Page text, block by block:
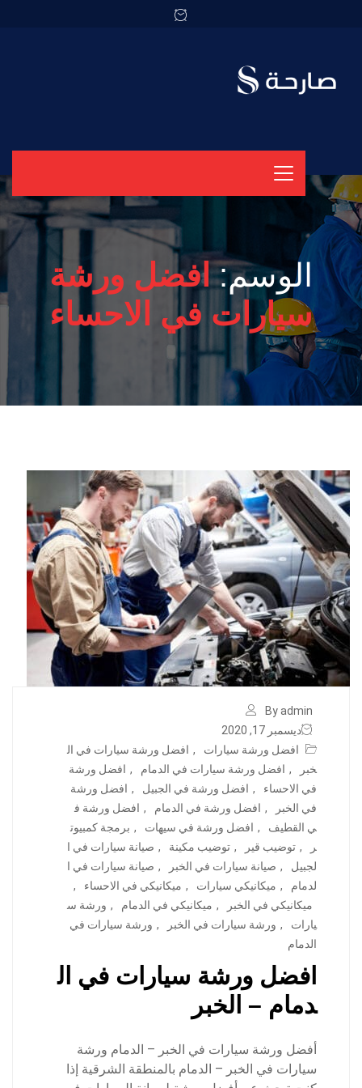
الوسم:افضل ورشة
سيارات في الاحساء
By admin
ديسمبر 17, 2020
افضل ورشة سيارات
, افضل ورشة سيارات في ال
خبر
, افضل ورشة سيارات في الدمام , افضل ورشة
في الاحساء
, افضل ورشة في الجبيل , افضل ورشة
في الخبر
, افضل ورشة في الدمام , افضل ورشة ف
ي القطيف
, افضل ورشة في سيهات , برمجة كمبيوت
ر
, توضيب قير , توضيب مكينة , صيانة سيارات في ا
لجبيل
, صيانة سيارات في الخبر , صيانة سيارات في ا
لدمام
, ميكانيكي سيارات , ميكانيكي في الاحساء
,
ميكانيكي في الخبر
, ميكانيكي في الدمام , ورشة س
يارات
, ورشة سيارات في الخبر , ورشة سيارات في
الدمام
افضل ورشة سيارات في ال
دمام – الخبر
أفضل ورشة سيارات في الخبر – الدمام ورشة
سيارات في الخبر – الدمام بالمنطقة الشرقية إذا